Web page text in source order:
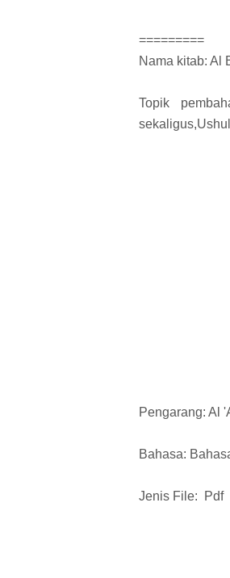
=========
Nama kitab: Al
Topik
Pengarang: Al
Bahasa:
Jenis File: Pdf